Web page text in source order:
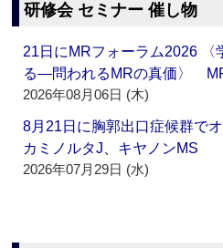
研修会 セミナー 催し物
21日にMRフォーラム2026 〈
る―問われるMRの真価〉
2026年08月06日 (木)
8月21日に胸郭出口症候群で
カミノルタJ、キヤノンMS
2026年07月29日 (水)